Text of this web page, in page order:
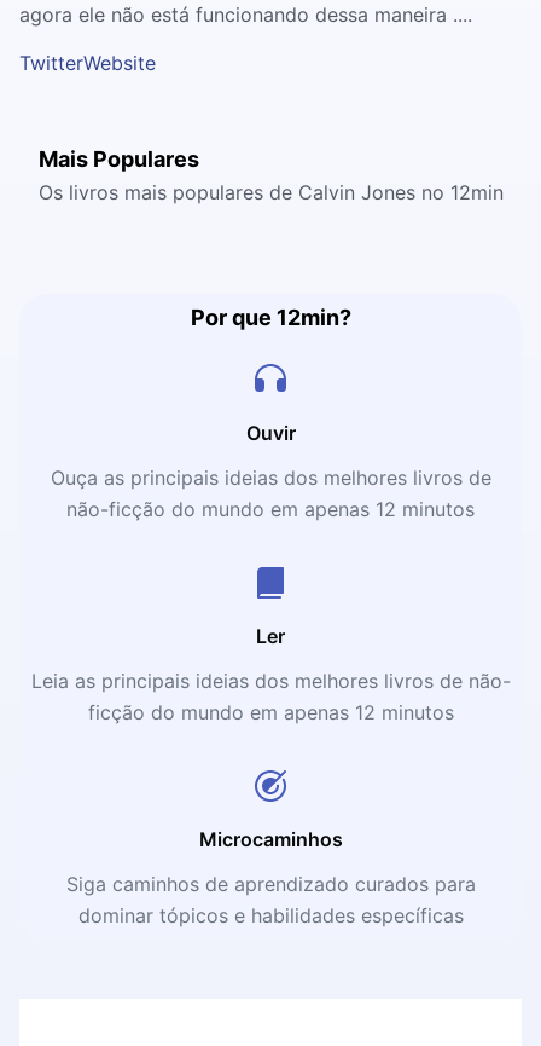
agora ele não está funcionando dessa maneira ....
TwitterWebsite
Mais Populares
Os livros mais populares de Calvin Jones no 12min
Por que 12min?
Ouvir
Ouça as principais ideias dos melhores livros de
não-ficção do mundo em apenas 12 minutos
Ler
Leia as principais ideias dos melhores livros de não-
ficção do mundo em apenas 12 minutos
Microcaminhos
Siga caminhos de aprendizado curados para
dominar tópicos e habilidades específicas